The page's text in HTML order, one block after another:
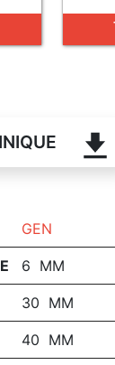
GEN
6 MM
30 MM
40 MM